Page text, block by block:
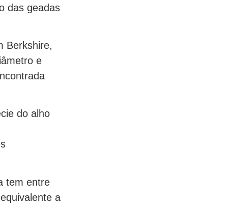
das geadas
Berkshire,
e
do alho
tem entre
a